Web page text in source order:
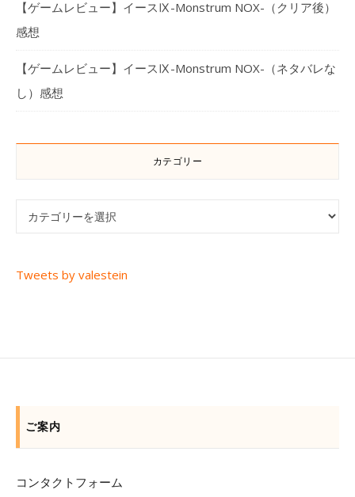
【ゲームレビュー】イースⅨ-Monstrum NOX-（クリア後）
感想
【ゲームレビュー】イースⅨ-Monstrum NOX-（ネタバレな
し）感想
カテゴリー
カテゴリー
Tweets by valestein
ご案内
コンタクトフォーム